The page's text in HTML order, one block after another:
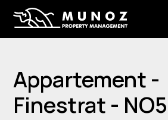
Appartement -
Finestrat -